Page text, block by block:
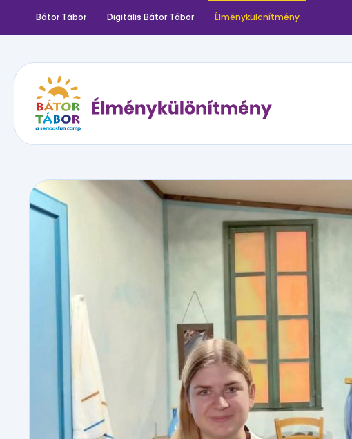
Bátor Tábor Digitális Bátor Tábor Élménykülönítmény